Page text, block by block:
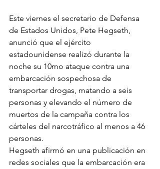
Este viernes el secretario de Defensa
de Estados Unidos, Pete Hegseth,
anunció que el ejército
estadounidense realizó durante la
noche su 10mo ataque contra una
embarcación sospechosa de
transportar drogas, matando a seis
personas y elevando el número de
muertos de la campaña contra los
cárteles del narcotráfico al menos a 46
personas.
Hegseth afirmó en una publicación en
redes sociales que la embarcación era